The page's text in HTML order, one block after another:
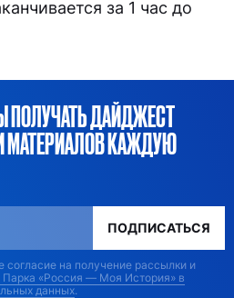
за 1 час до
ПОЛУЧАТЬ ДАЙДЖЕСТ
МАТЕРИАЛОВ КАЖДУЮ
ПОДПИСАТЬСЯ
на получение рассылки и
Парка «Россия — Моя История» в
данных.